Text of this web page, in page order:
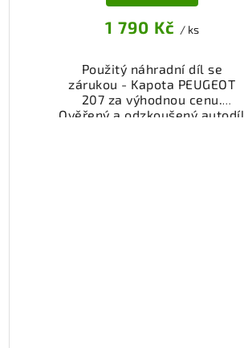
1 790 Kč / ks
Použitý náhradní díl se
zárukou - Kapota PEUGEOT
207 za výhodnou cenu.
Ověřený a odzkoušený autodíl